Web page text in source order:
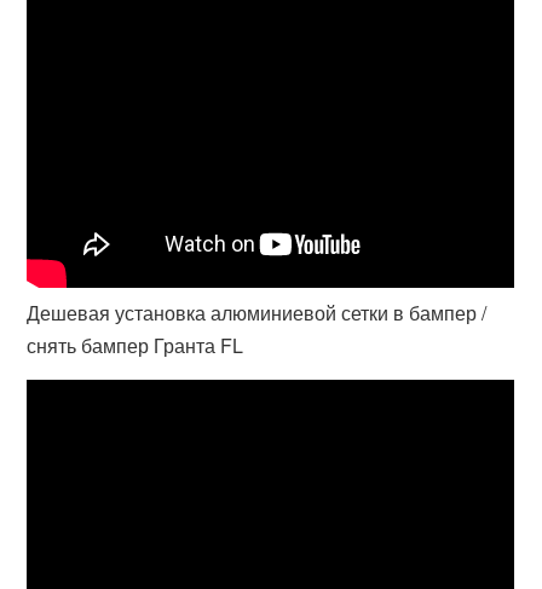
Дешевая установка алюминиевой сетки в бампер /
снять бампер Гранта FL